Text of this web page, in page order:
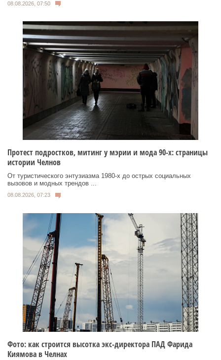
08.08.2026, 07:50
Протест подростков, митинг у мэрии и мода 90-х: страницы
истории Челнов
От туристического энтузиазма 1980‑х до острых социальных
вызовов и модных трендов ...
08.08.2026, 07:23
Фото: как строится высотка экс-директора ПАД Фарида
Киямова в Челнах